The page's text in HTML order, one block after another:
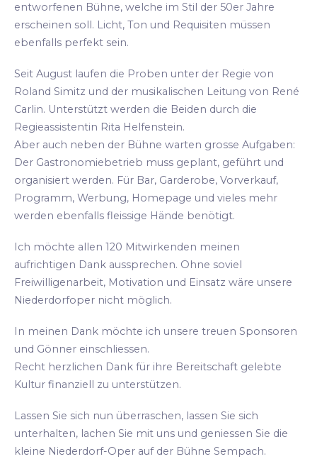
entworfenen Bühne, welche im Stil der 50er Jahre
erscheinen soll. Licht, Ton und Requisiten müssen
ebenfalls perfekt sein.
Seit August laufen die Proben unter der Regie von
Roland Simitz und der musikalischen Leitung von René
Carlin. Unterstützt werden die Beiden durch die
Regieassistentin Rita Helfenstein.
Aber auch neben der Bühne warten grosse Aufgaben:
Der Gastronomiebetrieb muss geplant, geführt und
organisiert werden. Für Bar, Garderobe, Vorverkauf,
Programm, Werbung, Homepage und vieles mehr
werden ebenfalls fleissige Hände benötigt.
Ich möchte allen 120 Mitwirkenden meinen
aufrichtigen Dank aussprechen. Ohne soviel
Freiwilligenarbeit, Motivation und Einsatz wäre unsere
Niederdorfoper nicht möglich.
In meinen Dank möchte ich unsere treuen Sponsoren
und Gönner einschliessen.
Recht herzlichen Dank für ihre Bereitschaft gelebte
Kultur finanziell zu unterstützen.
Lassen Sie sich nun überraschen, lassen Sie sich
unterhalten, lachen Sie mit uns und geniessen Sie die
kleine Niederdorf-Oper auf der Bühne Sempach.